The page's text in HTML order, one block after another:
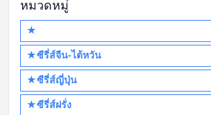
หมวดหมู่
★
★ซีรี่ส์จีน-ไต้หวัน
★ซีรี่ส์ญี่ปุ่น
★ซีรี่ส์ฝรั่ง